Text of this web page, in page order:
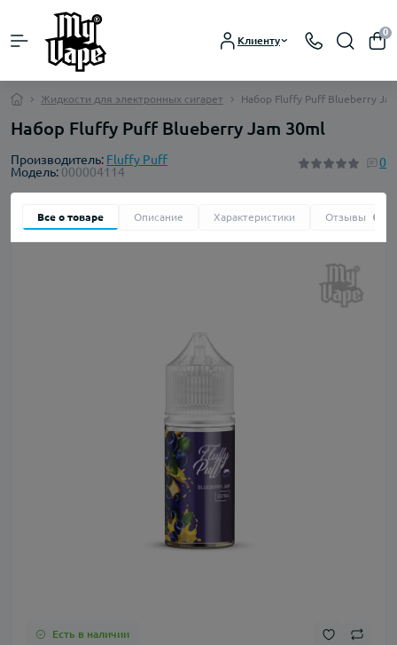
Клиенту
0
Жидкости для электронных сигарет Набор Fluffy Puff Blueberry
Набор Fluffy Puff Blueberry Jam 30ml
Производитель: Fluffy Puff
Модель: 000004114
0
Все о товаре Описание Характеристики Отзывы
Есть в наличии